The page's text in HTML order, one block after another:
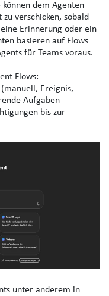
dem Agenten
verschicken, sobald
Erinnerung oder ein
basieren auf Flows
für Teams voraus.
Flows:
Ereignis,
Aufgaben
bis zur
unter anderem in